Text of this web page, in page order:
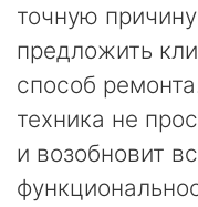
точную
предложить
способ
техника не
и возобновит